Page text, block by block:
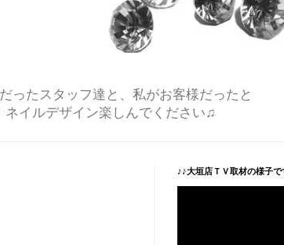
ったスタッフ達と、私がお客様だったと
イルデザイン楽しんでください♫
♪♪大垣店ＴＶ取材の様子で